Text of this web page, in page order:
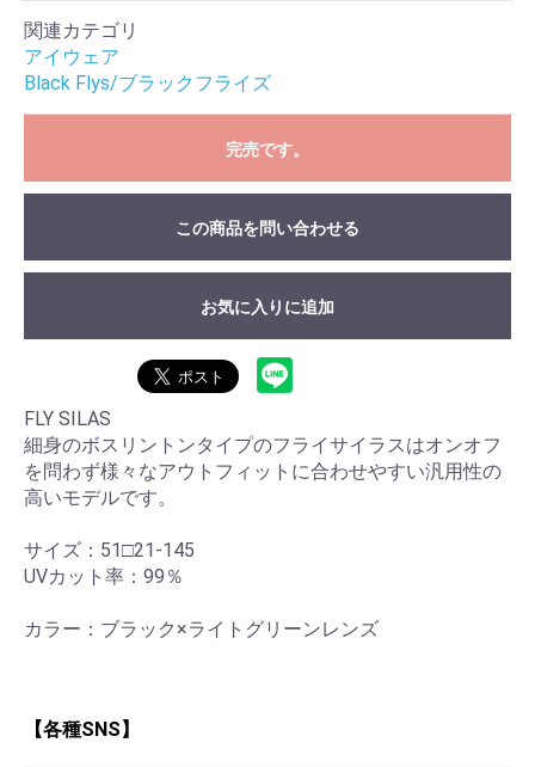
関連カテゴリ
アイウェア
Black Flys/ブラックフライズ
完売です。
この商品を問い合わせる
お気に入りに追加
FLY SILAS
細身のボスリントンタイプのフライサイラスはオンオフ
を問わず様々なアウトフィットに合わせやすい汎用性の
高いモデルです。
サイズ：51□21-145
UVカット率：99％
カラー：ブラック×ライトグリーンレンズ
【各種SNS】